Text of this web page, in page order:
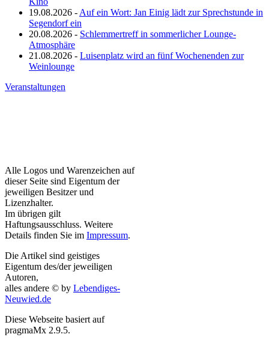
19.08.2026 - Auf ein Wort: Jan Einig lädt zur Sprechstunde in
Segendorf ein
20.08.2026 - Schlemmertreff in sommerlicher Lounge-
Atmosphäre
21.08.2026 - Luisenplatz wird an fünf Wochenenden zur
Weinlounge
Veranstaltungen
Alle Logos und Warenzeichen auf
dieser Seite sind Eigentum der
jeweiligen Besitzer und
Lizenzhalter.
Im übrigen gilt
Haftungsausschluss. Weitere
Details finden Sie im Impressum.
Die Artikel sind geistiges
Eigentum des/der jeweiligen
Autoren,
alles andere © by Lebendiges-
Neuwied.de
Diese Webseite basiert auf
pragmaMx 2.9.5.